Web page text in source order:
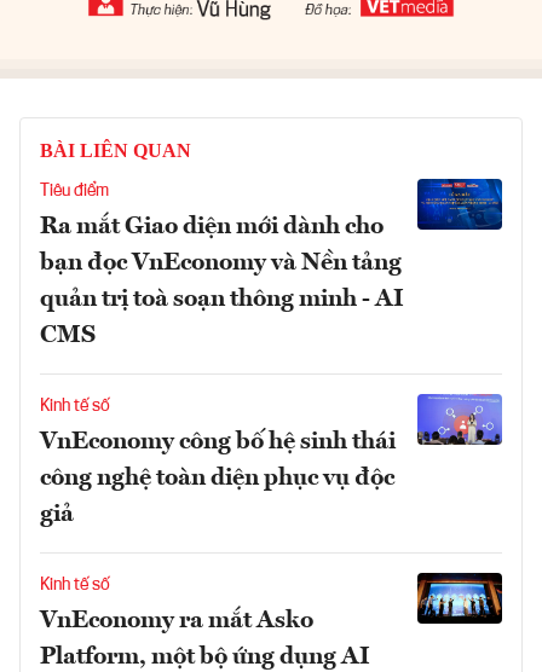
BÀI LIÊN QUAN
Tiêu điểm
Ra mắt Giao diện mới dành cho
bạn đọc VnEconomy và Nền tảng
quản trị toà soạn thông minh - AI
CMS
Kinh tế số
VnEconomy công bố hệ sinh thái
công nghệ toàn diện phục vụ độc
giả
Kinh tế số
VnEconomy ra mắt Asko
Platform, một bộ ứng dụng AI